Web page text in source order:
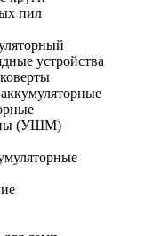
пил
устройства
(УШМ)